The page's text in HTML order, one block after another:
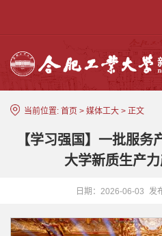
当前位置: 首页 > 媒体工大 > 正文
【学习强国】一批服
大学新质生产
日期：2026-06-03 发